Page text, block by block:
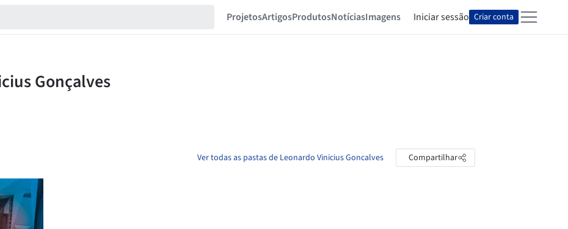
ProjetosArtigosProdutosNotíciasImagens Iniciar sessão Criar conta
Ver todas as pastas de Leonardo Vinicius Goncalves Compartilhar